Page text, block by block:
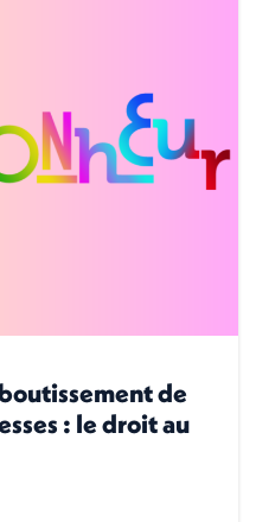
de
: le droit au